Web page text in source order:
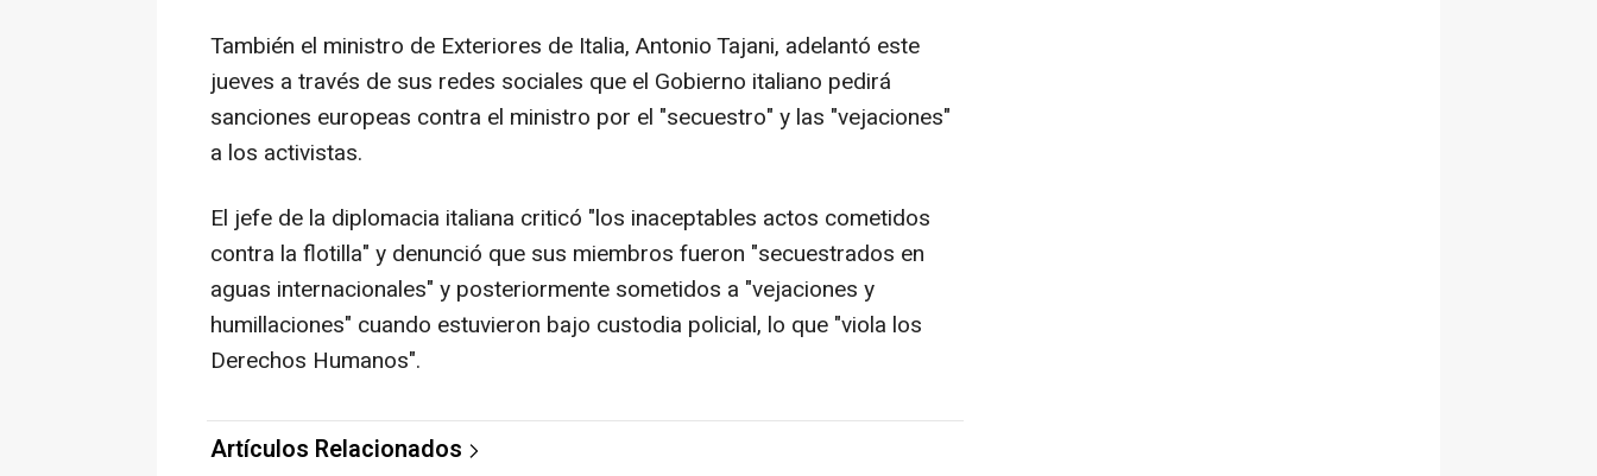
También el ministro de Exteriores de Italia, Antonio Tajani, adelantó este
jueves a través de sus redes sociales que el Gobierno italiano pedirá
sanciones europeas contra el ministro por el "secuestro" y las "vejaciones"
a los activistas.
El jefe de la diplomacia italiana criticó "los inaceptables actos cometidos
contra la flotilla" y denunció que sus miembros fueron "secuestrados en
aguas internacionales" y posteriormente sometidos a "vejaciones y
humillaciones" cuando estuvieron bajo custodia policial, lo que "viola los
Derechos Humanos".
Artículos Relacionados